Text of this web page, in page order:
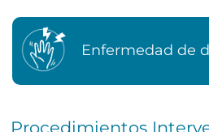
Enfermedad de
Procedimientos